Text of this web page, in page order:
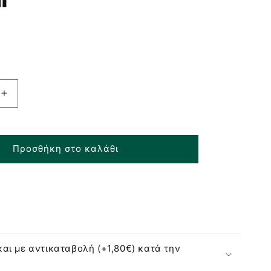
Αύξηση
ποσότητας
Koolooki
So
Sensitive
Σκύλους
Προσθήκη στο καλάθι
με αντικαταβολή (+1,80€) κατά την